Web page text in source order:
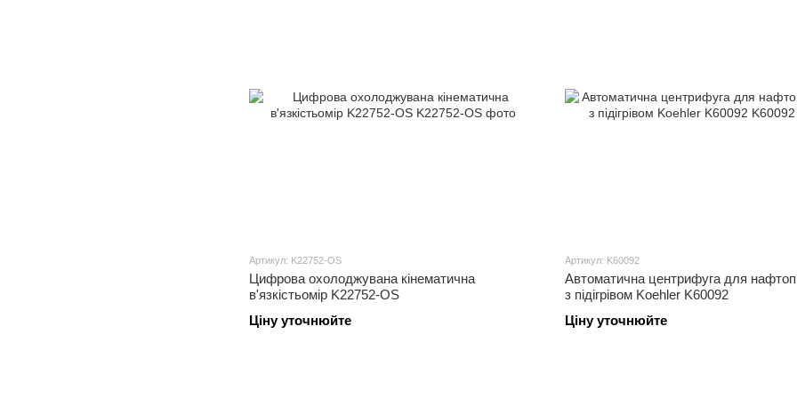
Артикул: K22752-OS
Цифрова охолоджувана кінематична
в'язкістьомір K22752-OS
Ціну уточнюйте
Артикул: K60092
Автоматична центрифуга для
з підігрівом Koehler K60092
Ціну уточнюйте